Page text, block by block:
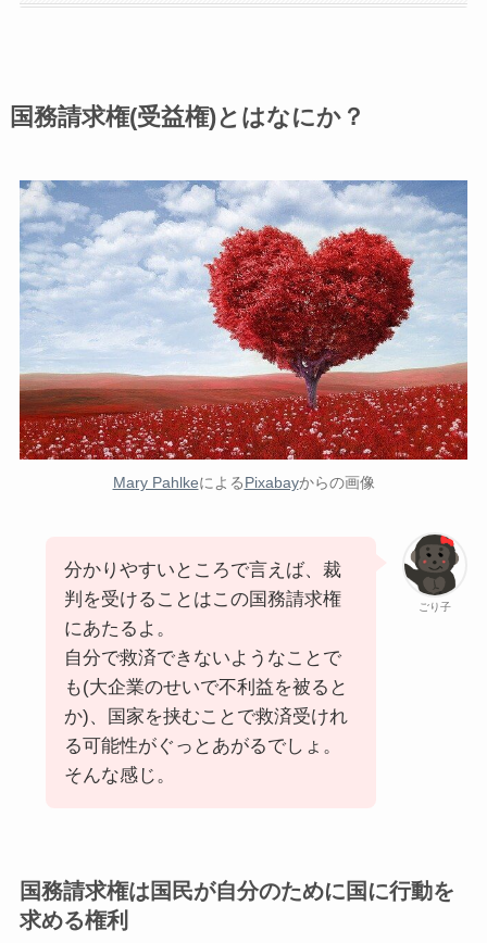
国務請求権(受益権)とはなにか？
Mary PahlkeによるPixabayからの画像
ごり子
分かりやすいところで言えば、裁
判を受けることはこの国務請求権
にあたるよ。
自分で救済できないようなことで
も(大企業のせいで不利益を被ると
か)、国家を挟むことで救済受けれ
る可能性がぐっとあがるでしょ。
そんな感じ。
国務請求権は国民が自分のために国に行動を
求める権利